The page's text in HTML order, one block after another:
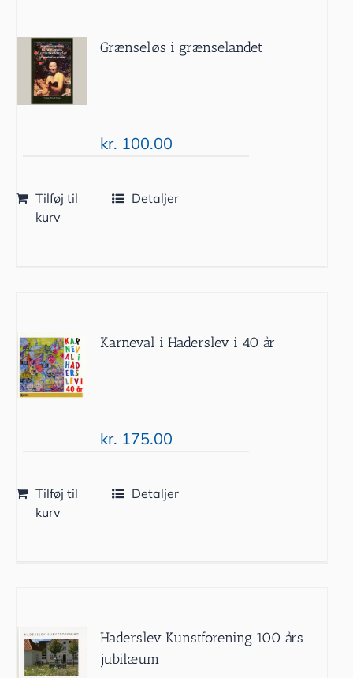
Grænseløs i grænselandet
kr. 100.00
Tilføj til
kurv
Detaljer
Karneval i Haderslev i 40 år
kr. 175.00
Tilføj til
kurv
Detaljer
Haderslev Kunstforening 100 års
jubilæum